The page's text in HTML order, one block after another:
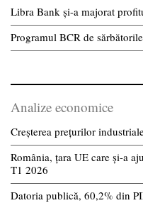
Libra Bank și-a majorat
Programul BCR de
Analize economice
Creșterea prețurilor
România, țara UE care și-a
T1 2026
Datoria publică, 60,2% din